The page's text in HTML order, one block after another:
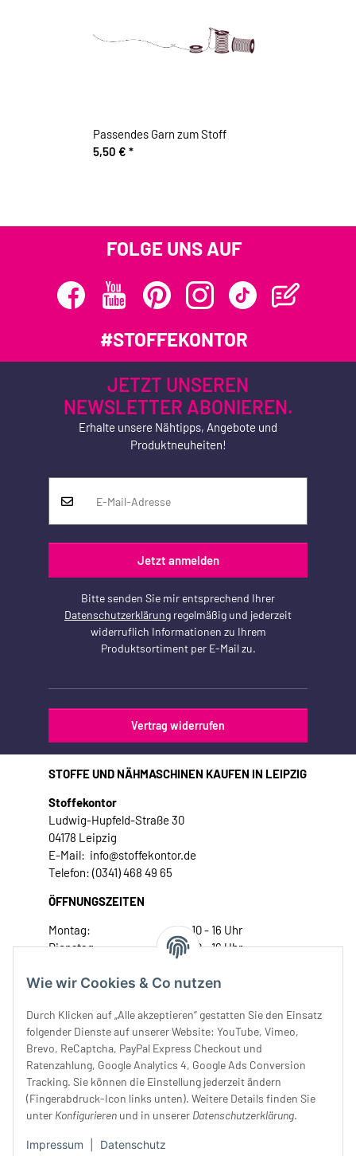
Wie wir Cookies & Co nutzen
Durch Klicken auf „Alle akzeptieren“ gestatten Sie den Einsatz
folgender Dienste auf unserer Website: YouTube, Vimeo,
Brevo, ReCaptcha, PayPal Express Checkout und
Ratenzahlung, Google Analytics 4, Google Ads Conversion
Tracking. Sie können die Einstellung jederzeit ändern
(Fingerabdruck-Icon links unten). Weitere Details finden Sie
unter Konfigurieren und in unserer Datenschutzerklärung.
Impressum Datenschutz
Passendes Garn zum Stoff
5,50 € *
FOLGE UNS AUF
#STOFFEKONTOR
JETZT UNSEREN
NEWSLETTER ABONIEREN.
Erhalte unsere Nähtipps, Angebote und
Produktneuheiten!
Jetzt anmelden
Bitte senden Sie mir entsprechend Ihrer
Datenschutzerklärung regelmäßig und jederzeit
widerruflich Informationen zu Ihrem
Produktsortiment per E-Mail zu.
Vertrag widerrufen
STOFFE UND NÄHMASCHINEN KAUFEN IN LEIPZIG
Stoffekontor
Ludwig-Hupfeld-Straße 30
04178 Leipzig
E-Mail: info@stoffekontor.de
Telefon: (0341) 468 49 65
ÖFFNUNGSZEITEN
Montag:
10 - 16 Uhr
Dienstag:
10 - 16 Uhr
Donnerstag:
10 - 18 Uhr
Samstag:
10 - 14 Uhr
Unser Service
Rechtliches